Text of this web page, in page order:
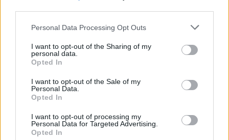
Please note that this website/app uses one or more Google
not limited to your visit or usage behaviour. You may click to
grant or deny consent to Google and its third-party tags to
use your data for below specified purposes in below Google
consent section.
Personal Data Processing Opt Outs
I want to opt-out of the Sharing of my
personal data.
Opted In
I want to opt-out of the Sale of my
Personal Data.
Opted In
I want to opt-out of processing my
Personal Data for Targeted Advertising.
Opted In